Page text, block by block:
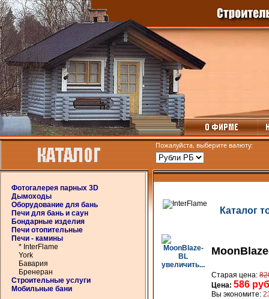
Фотогалерея парных 3D
Дымоходы
Оборудование для бань
Печи для бань и саун
Бондарные изделия
Печи отопительные
Печи - камины
* InterFlame
York
Бавария
Бренеран
Строительные услуги
Мобильные бани
Пожалуйста, выберите валюту:
Каталог
увеличить...
Старая цена:
Цена: 586
Вы экономите: